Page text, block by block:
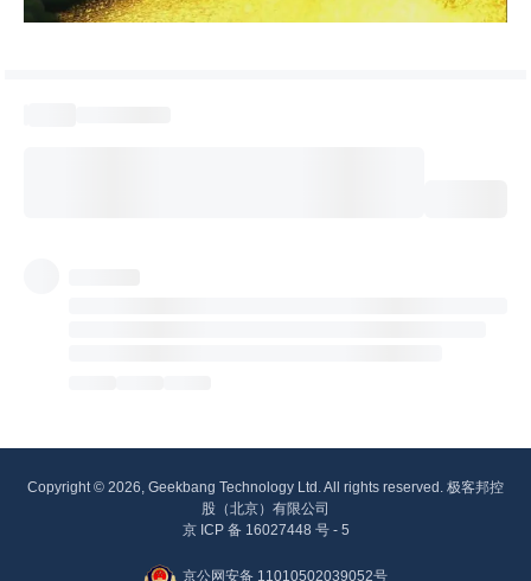
Copyright © 2026, Geekbang Technology Ltd. All rights reserved. 极客邦控
股（北京）有限公司
京 ICP 备 16027448 号 - 5
京公网安备 11010502039052号